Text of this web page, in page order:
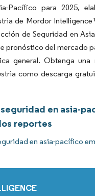
Pacífico para 2025,
de Mordor
de Seguridad en
pronóstico del mercado
general. Obtenga una
como descarga
en asia-
reportes
en asia-pacífico